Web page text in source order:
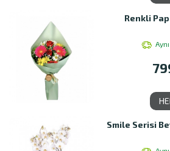
Renkli
Smile Serisi